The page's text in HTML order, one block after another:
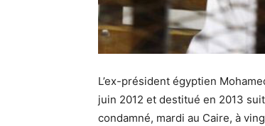
L’ex-président égyptien
juin 2012 et destitué en 2013
condamné, mardi au Caire, à